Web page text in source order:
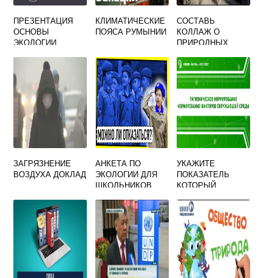
ПРЕЗЕНТАЦИЯ
ОСНОВЫ
ЭКОЛОГИИ
КЛИМАТИЧЕСКИЕ
ПОЯСА РУМЫНИИ
СОСТАВЬ
КОЛЛАЖ О
ПРИРОДНЫХ
ЗАГРЯЗНЕНИЕ
ВОЗДУХА ДОКЛАД
АНКЕТА ПО
ЭКОЛОГИИ ДЛЯ
ШКОЛЬНИКОВ
УКАЖИТЕ
ПОКАЗАТЕЛЬ
КОТОРЫЙ
ВРЕДНЫЕ
ФИЗИЧЕСКИЕ
ПРИМЕСИ В
ОКРУЖАЮЩЕЙ
СРЕДЕ